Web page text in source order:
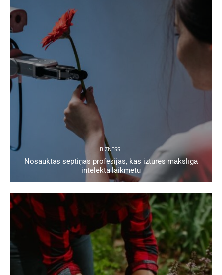
BIZNESS
Nosauktas septiņas profesijas, kas izturēs mākslīgā
intelekta laikmetu